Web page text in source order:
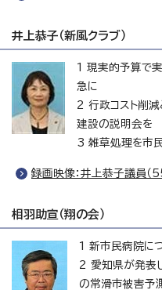
井上恭子（新風クラブ）
1 現実的予算で
急に
2 行政コスト削
建設の説明会を
3 雑草処理を市
録画映像：井上恭子議員（
相羽助宣（翔の会）
1 新市民病院に
2 愛知県が発表
の常滑市被害予